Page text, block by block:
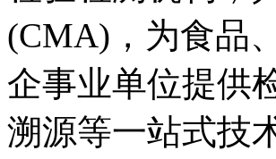
(CMA)，为食品
企事业单位提供
溯源等一站式技